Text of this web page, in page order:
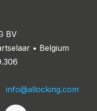
BV
• Belgium
info@allocking.com